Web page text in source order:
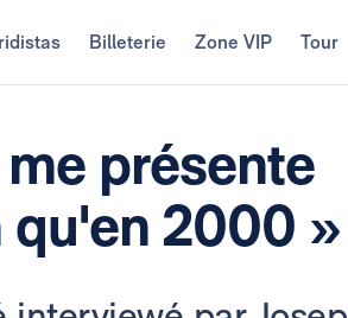
Billeterie Zone VIP Tour
présente
qu'en 2000 »